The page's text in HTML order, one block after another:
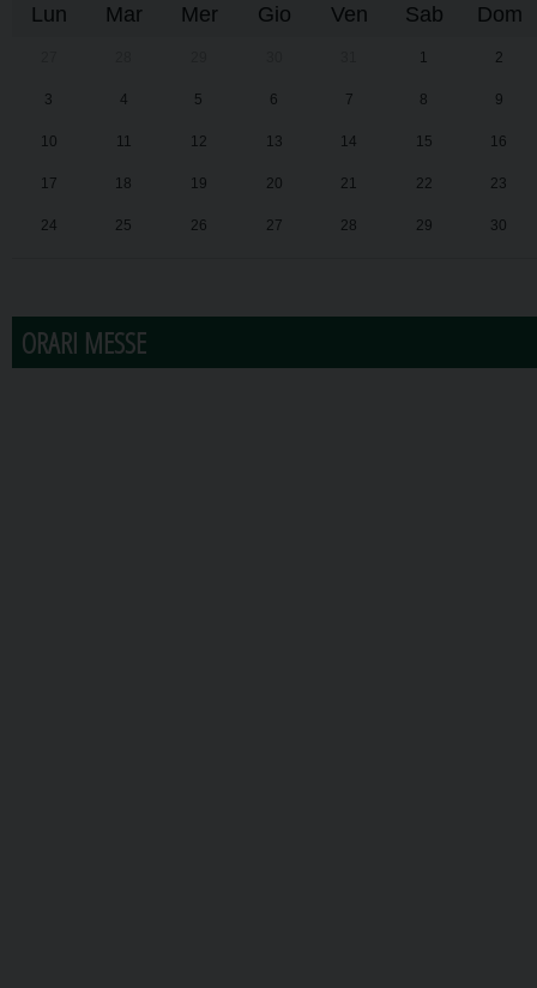
Lun
Mar Mer Gio Ven Sab Dom
1 2
3 4 5 6 7 8 9
10 11 12 13 14 15 16
17 18 19 20 21 22 23
24 25 26 27 28 29 30
ORARI MESSE